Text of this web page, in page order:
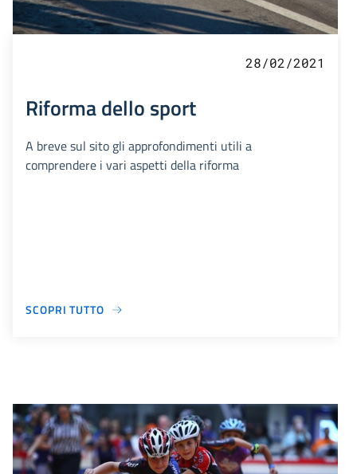
28/02/2021
Riforma dello sport
A breve sul sito gli approfondimenti utili a
comprendere i vari aspetti della riforma
SCOPRI TUTTO